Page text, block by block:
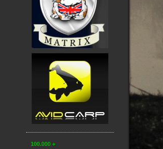
100.000 +